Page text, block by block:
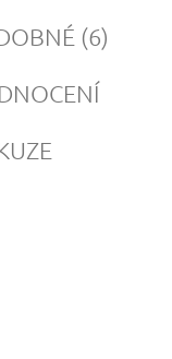
(6)